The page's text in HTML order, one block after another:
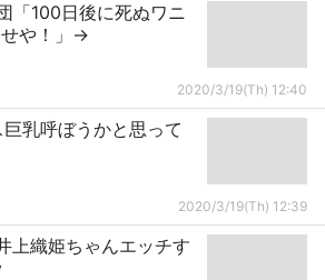
「100日後に死ぬワニ
や！」→
2020/3/19(Th) 12:40
乳呼ぼうかと思って
2020/3/19(Th) 12:39
上織姫ちゃんエッチす